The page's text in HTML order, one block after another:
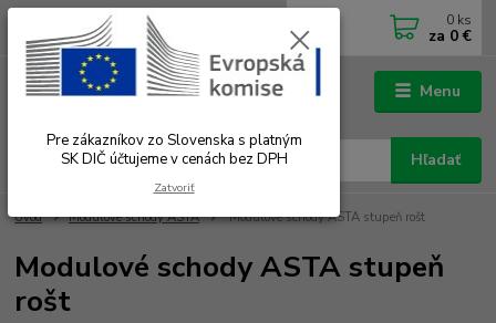
Menu
Hľadať
Po-Čt 7.00 - 16.00 hod. Pá 7.00 - 12.00 hod.
0 ks
za 0 €
Úvod Modulové schody ASTA Modulové schody ASTA stupeň rošt
Modulové schody ASTA stupeň
rošt
Pre zákazníkov zo Slovenska s platným
SK DIČ účtujeme v cenách bez DPH
Zatvoriť